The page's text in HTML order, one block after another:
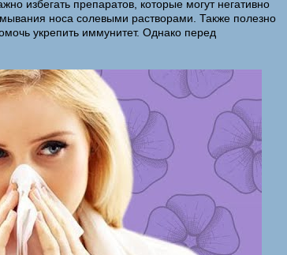
избегать препаратов, которые могут негативно
носа солевыми растворами. Также полезно
укрепить иммунитет. Однако перед